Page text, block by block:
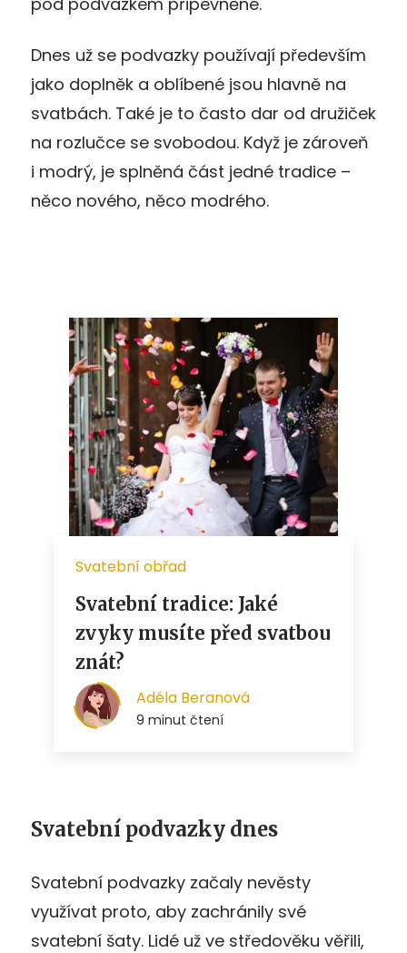
Dnes už se podvazky používají především
jako doplněk a oblíbené jsou hlavně na
svatbách. Také je to často dar od družiček
na rozlučce se svobodou. Když je zároveň
i modrý, je splněná část jedné tradice –
něco nového, něco modrého.
Svatební podvazky dnes
Svatební podvazky začaly nevěsty
využívat proto, aby zachránily své
svatební šaty. Lidé už ve středověku věřili,